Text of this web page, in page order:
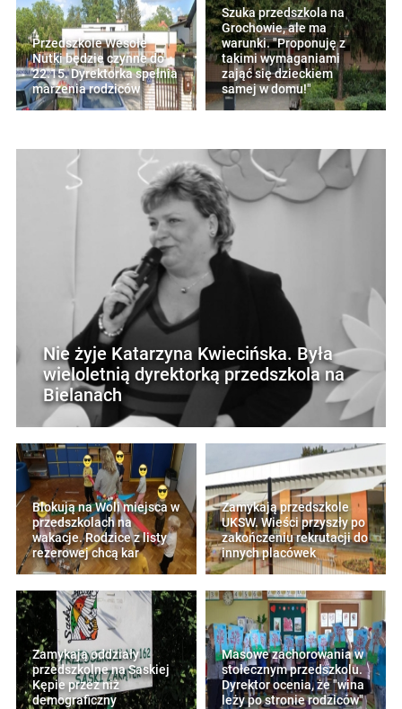
Przedszkole Wesołe
Nutki będzie czynne do
22.15. Dyrektorka spełnia
marzenia rodziców
Szuka przedszkola na
Grochowie, ale ma
warunki. "Proponuję z
takimi wymaganiami
zająć się dzieckiem
samej w domu!"
Nie żyje Katarzyna Kwiecińska. Była
wieloletnią dyrektorką przedszkola na
Bielanach
Blokują na Woli miejsca w
przedszkolach na
wakacje. Rodzice z listy
rezerowej chcą kar
Zamykają przedszkole
UKSW. Wieści przyszły po
zakończeniu rekrutacji do
innych placówek
Zamykają oddziały
przedszkolne na Saskiej
Kępie przez niż
demograficzny
Masowe zachorowania w
stołecznym przedszkolu.
Dyrektor ocenia, że "wina
leży po stronie rodziców"